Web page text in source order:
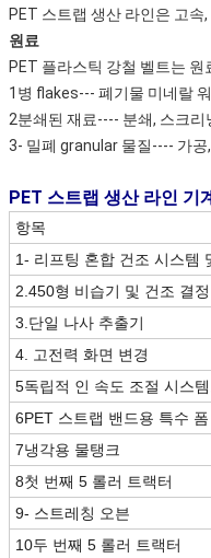
PET 스트랩 생산 라인은 고
원료
PET 플라스틱 강철 벨트는
1병 flakes--- 폐기물 미네랄
2분쇄된 재료---- 분쇄, 스크리
3- 밀폐 granular 물질---- 가공
PET 스트랩 생산 라인 기
항목
1- 리프팅 혼합 건조 시스템
2.450형 비습기 및 건조 결
3.단일 나사 추출기
4. 고전력 화면 변경
5독립적 인 속도 조절 시스
6PET 스트랩 밴드용 특수 폼
7냉각용 물탱크
8첫 번째 5 롤러 트랙터
9- 스트레칭 오븐
10두 번째 5 롤러 트랙터